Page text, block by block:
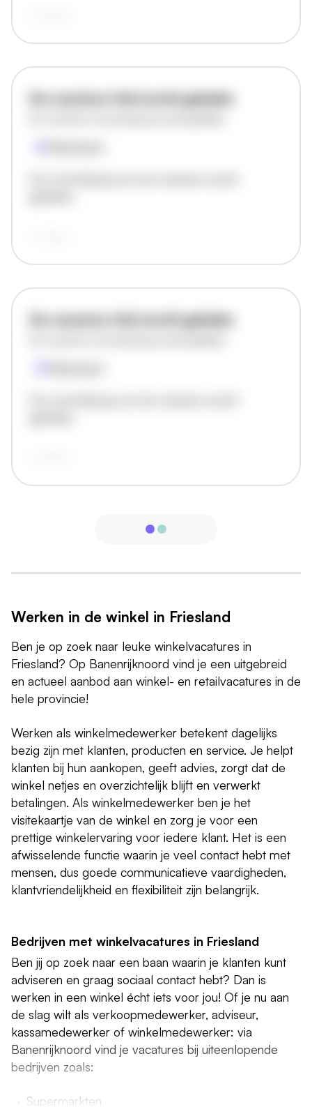
De vacature titel wordt geladen
De vacature titel wordt geladen
Werken in de winkel in Friesland
Ben je op zoek naar leuke winkelvacatures in
Friesland? Op Banenrijknoord vind je een uitgebreid
en actueel aanbod aan winkel- en retailvacatures in de
hele provincie!
Werken als winkelmedewerker betekent dagelijks
bezig zijn met klanten, producten en service. Je helpt
klanten bij hun aankopen, geeft advies, zorgt dat de
winkel netjes en overzichtelijk blijft en verwerkt
betalingen. Als winkelmedewerker ben je het
visitekaartje van de winkel en zorg je voor een
prettige winkelervaring voor iedere klant. Het is een
afwisselende functie waarin je veel contact hebt met
mensen, dus goede communicatieve vaardigheden,
klantvriendelijkheid en flexibiliteit zijn belangrijk.
Bedrijven met winkelvacatures in Friesland
Ben jij op zoek naar een baan waarin je klanten kunt
adviseren en graag sociaal contact hebt? Dan is
werken in een winkel écht iets voor jou! Of je nu aan
de slag wilt als verkoopmedewerker, adviseur,
kassamedewerker of winkelmedewerker: via
Banenrijknoord vind je vacatures bij uiteenlopende
bedrijven zoals:
Supermarkten